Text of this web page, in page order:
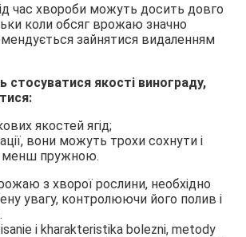
час хвороби можуть досить довго
коли обсяг врожаю значно
зайнятися видаленням
стосуватися якості винограду,
якостей ягід;
вони можуть трохи сохнути і
менш пружною.
з хворої рослини, необхідно
увагу, контролюючи його полив і